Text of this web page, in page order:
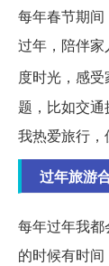
每年春节期
过年，陪伴
度时光，感
题，比如交
我热爱旅行，
过年旅游
每年过年我
的时候有时